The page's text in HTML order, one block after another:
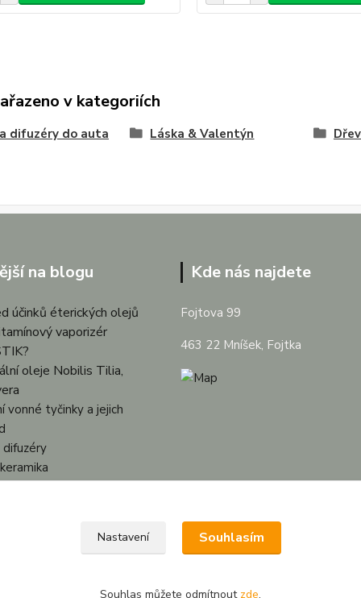
v kategoriích
difuzéry do auta Láska & Valentýn
na blogu
účinků éterických olejů
vaporizér
oleje Nobilis Tilia,
vonné tyčinky a jejich
Kde nás najdete
Fojtova 99
463 22 Mníšek, Fojtka
Nastavení Souhlasím
Souhlas můžete odmítnout zde.